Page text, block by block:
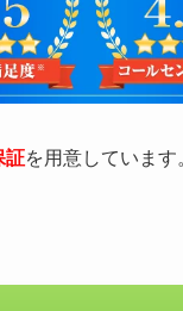
証を用意しています